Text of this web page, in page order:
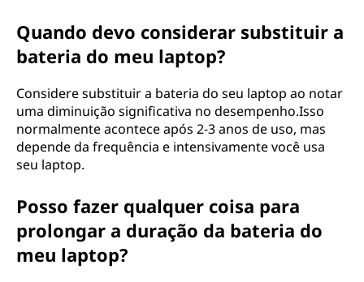
Quando devo considerar substituir a
bateria do meu laptop?
Considere substituir a bateria do seu laptop ao notar
uma diminuição significativa no desempenho.Isso
normalmente acontece após 2-3 anos de uso, mas
depende da frequência e intensivamente você usa
seu laptop.
Posso fazer qualquer coisa para
prolongar a duração da bateria do
meu laptop?